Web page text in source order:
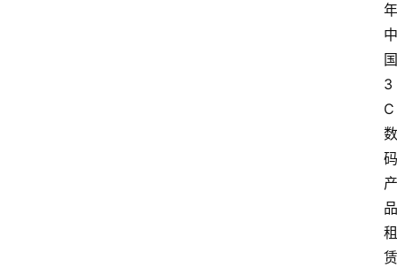
年
中
国
3
C
数
码
产
品
租
赁